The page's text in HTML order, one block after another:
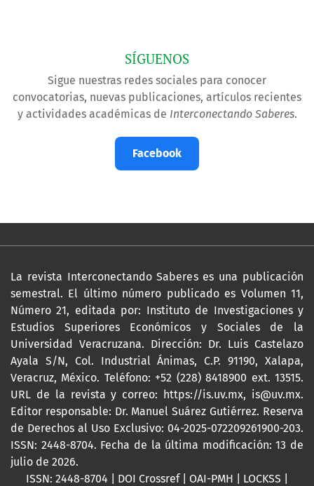
SÍGUENOS
Sigue nuestras redes sociales para conocer
convocatorias, nuevas publicaciones, artículos recientes
y actividades académicas de Interconectando Saberes.
Facebook
La revista Interconectando Saberes es una publicación
semestral. El último número publicado es Volumen 11,
Número 21, editada por: Instituto de Investigaciones y
Estudios Superiores Económicos y Sociales de la
Universidad Veracruzana. Dirección: Dr. Luis Castelazo
Ayala S/N, Col. Industrial Ánimas, C.P. 91190, Xalapa,
Veracruz, México. Teléfono: +52 (228) 8418900 ext. 13515.
URL de la revista y correo:
https://is.uv.mx, is@uv.mx.
Editor responsable: Dr. Manuel Suárez Gutiérrez. Reserva
de Derechos al Uso Exclusivo: 04-2025-072209261900-203.
ISSN: 2448-8704. Fecha de la última modificación: 13 de
julio de 2026.
ISSN: 2448-8704 | DOI Crossref | OAI-PMH | LOCKSS |